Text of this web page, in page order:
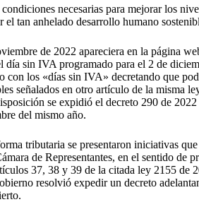
necesarias para mejorar los
tan anhelado desarrollo humano
de 2022 apareciera en la página
día sin IVA programado para el 2 de
los «días sin IVA» decretando que
señalados en otro artículo de la misma
se expidió el decreto 290 de
del mismo año.
tributaria se presentaron iniciativas
de Representantes, en el sentido de
37, 38 y 39 de la citada ley 2155 de
resolvió expedir un decreto